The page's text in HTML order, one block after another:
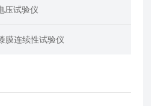
压试验仪
膜连续性试验仪